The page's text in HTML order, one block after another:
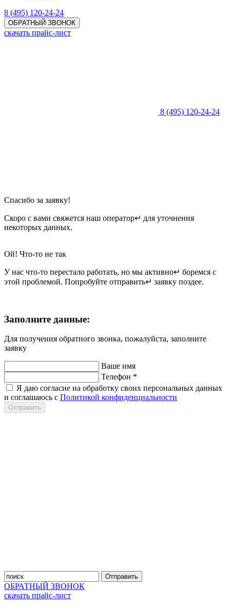
8 (495) 120-24-24
ОБРАТНЫЙ ЗВОНОК
скачать прайс-лист
8 (495) 120-24-24
Спасибо за заявку!
Скоро с вами свяжется наш оператор↵ для уточнения
некоторых данных.
Ой! Что-то не так
У нас что-то перестало работать, но мы активно↵ боремся с
этой проблемой. Попробуйте отправить↵ заявку поздее.
Заполните данные:
Для получения обратного звонка, пожалуйста, заполните
заявку
Ваше имя
Телефон *
Я даю согласие на обработку своих персональных данных
и соглашаюсь с Политикой конфиденциальности
Отправить
Отправить
ОБРАТНЫЙ ЗВОНОК
скачать прайс-лист